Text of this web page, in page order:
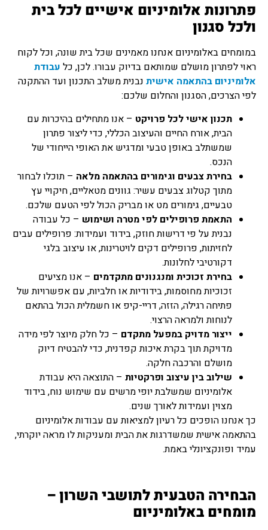
פתרונות אלומיניום אישיים לכל בית
ולכל סגנון
במומחים באלומיניום אנחנו מאמינים שכל בית שונה, וכל לקוח
ראוי לפתרון מושלם שמותאם בדיוק עבורו. לכן, כל עבודת
אלומיניום בהתאמה אישית נבנית משלב התכנון ועד ההתקנה
לפי הצרכים, הסגנון והחלום שלכם:
תכנון אישי לכל פרויקט – אנו מתחילים בהיכרות עם
הבית, אורח החיים והעיצוב הכללי, כדי ליצור פתרון
שמשתלב באופן טבעי ומדגיש את האופי הייחודי של
הנכס.
בחירת צבעים וגימורים בהתאמה מלאה – תוכלו לבחור
מתוך קטלוג צבעים עשיר: גוונים מטאליים, חיקויי עץ
טבעיים, גימורים מט או מבריק הכול לפי הטעם שלכם.
התאמת פרופילים לפי מטרה ושימוש – כל עבודה
נבנית על פי דרישות חוזק, בידוד ועמידות: פרופילים עבים
לחזיתות, פרופילים דקים לויטרינות, או עיצוב בלגי
דקורטיבי לחלונות.
בחירת זכוכית ומנגנונים מתקדמים – אנו מציעים
זכוכיות מחוסמות, בידודיות או חלביות, עם אפשרויות של
פתיחה רגילה, הזזה, דריי-קיפ או חשמלית הכול בהתאם
לנוחות ולמראה הרצוי.
ייצור מדויק במפעל מתקדם – כל חלק מיוצר לפי מידה
מדויקת תוך בקרת איכות קפדנית, כדי להבטיח דיוק
מושלם והרכבה חלקה.
שילוב בין עיצוב ופרקטיות – התוצאה היא עבודת
אלומיניום שמשלבת יופי מרשים עם שימוש נוח, בידוד
מצוין ועמידות לאורך שנים.
כך אנחנו הופכים כל רעיון למציאות עם עבודות אלומיניום
בהתאמה אישית שמשדרגות את הבית ומעניקות לו מראה יוקרתי,
עמיד ופונקציונלי באמת.
הבחירה הטבעית לתושבי השרון –
מומחים באלומיניום